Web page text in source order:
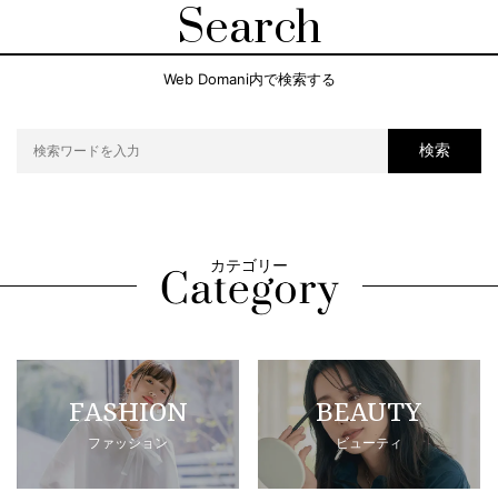
Search
Web Domani内で検索する
検索
カテゴリー
FASHION
ファッション
BEAUTY
ビューティ